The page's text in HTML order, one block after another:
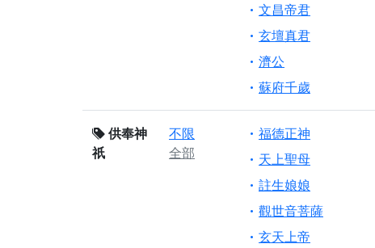
文昌帝君
玄壇真君
濟公
蘇府千歲
供奉神
祇
不限
全部
福德正神
天上聖母
註生娘娘
觀世音菩薩
玄天上帝